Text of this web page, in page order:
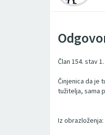
Član 154. stav
Činjenica da je
tužitelja, sama
Iz obrazloženja: